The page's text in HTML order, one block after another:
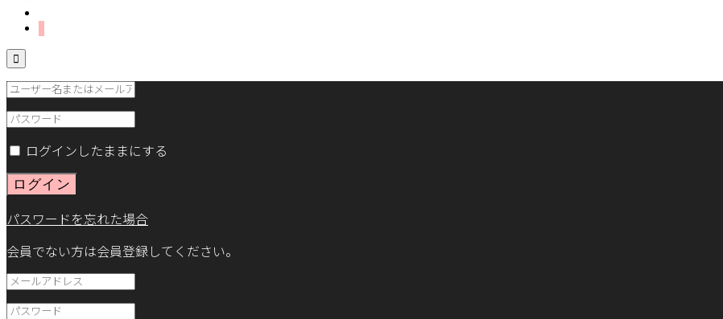

ログインしたままにする
ログイン
パスワードを忘れた場合
会員でない方は会員登録してください。